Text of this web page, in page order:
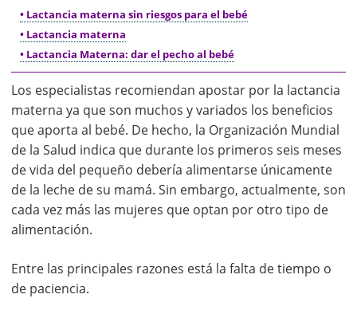
• Lactancia materna sin riesgos para el bebé
• Lactancia materna
• Lactancia Materna: dar el pecho al bebé
Los especialistas recomiendan apostar por la lactancia
materna ya que son muchos y variados los beneficios
que aporta al bebé. De hecho, la Organización Mundial
de la Salud indica que durante los primeros seis meses
de vida del pequeño debería alimentarse únicamente
de la leche de su mamá. Sin embargo, actualmente, son
cada vez más las mujeres que optan por otro tipo de
alimentación.
Entre las principales razones está la falta de tiempo o
de paciencia.